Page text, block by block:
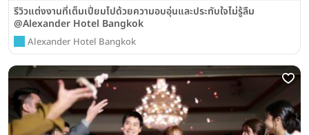
รีวิวแต่งงานที่เต็มเปี่ยมไปด้วยความอบอุ่นและประทับใจไม่รู้ลืม
@Alexander Hotel Bangkok
Alexander Hotel Bangkok